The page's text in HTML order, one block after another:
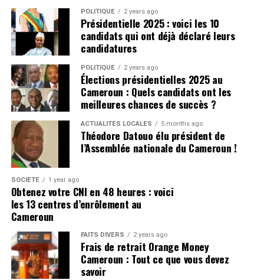
POLITIQUE 2 years ago
Présidentielle 2025 : voici les 10
candidats qui ont déjà déclaré leurs
candidatures
POLITIQUE 2 years ago
Élections présidentielles 2025 au
Cameroun : Quels candidats ont les
meilleures chances de succès ?
ACTUALITÉS LOCALES 5 months ago
Théodore Datouo élu président de
l’Assemblée nationale du Cameroun !
SOCIÉTÉ 1 year ago
Obtenez votre CNI en 48 heures : voici
les 13 centres d’enrôlement au
Cameroun
FAITS DIVERS 2 years ago
Frais de retrait Orange Money
Cameroun : Tout ce que vous devez
savoir